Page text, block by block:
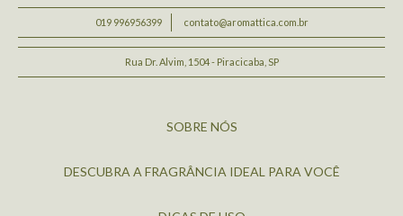
019 996956399 contato@aromattica.com.br
Rua Dr. Alvim, 1504 - Piracicaba, SP
SOBRE NÓS
DESCUBRA A FRAGRÂNCIA IDEAL PARA VOCÊ